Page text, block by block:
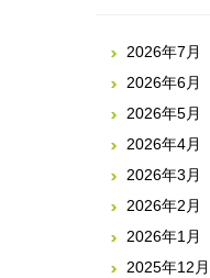
2026年7月
2026年6月
2026年5月
2026年4月
2026年3月
2026年2月
2026年1月
2025年12月